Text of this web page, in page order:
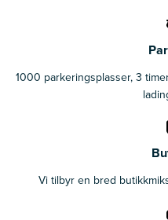
1000 parkeringsplasser, 3
Vi tilbyr en bred